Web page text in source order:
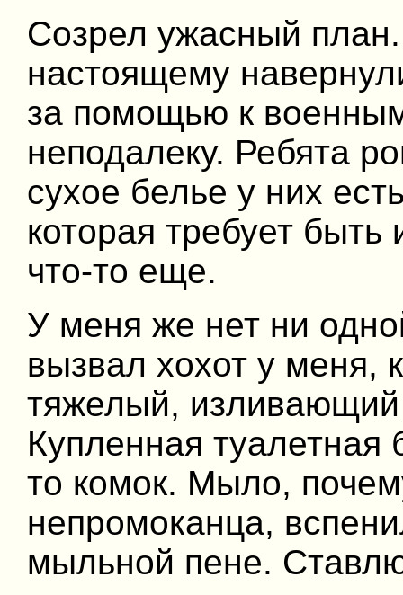
Созрел ужасный
настоящему
за помощью к
неподалеку. Ребята
сухое белье у них
которая требует
что-то еще.
У меня же нет ни
вызвал хохот у меня,
тяжелый, изливающий
Купленная туалетная
то комок. Мыло,
непромоканца,
мыльной пене.